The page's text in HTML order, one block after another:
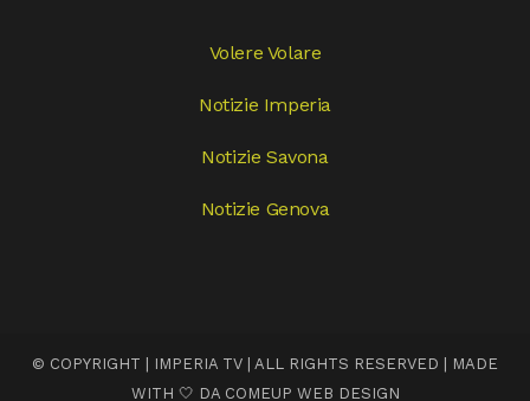
Volere Volare
Notizie Imperia
Notizie Savona
Notizie Genova
© COPYRIGHT | IMPERIA TV | ALL RIGHTS RESERVED | MADE
WITH 🤍 DA COMEUP WEB DESIGN